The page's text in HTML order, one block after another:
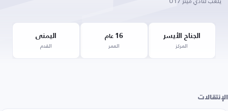
الجناح الأيسر
المركز
16 عام
العمر
اليمنى
القدم
الإنتقالات